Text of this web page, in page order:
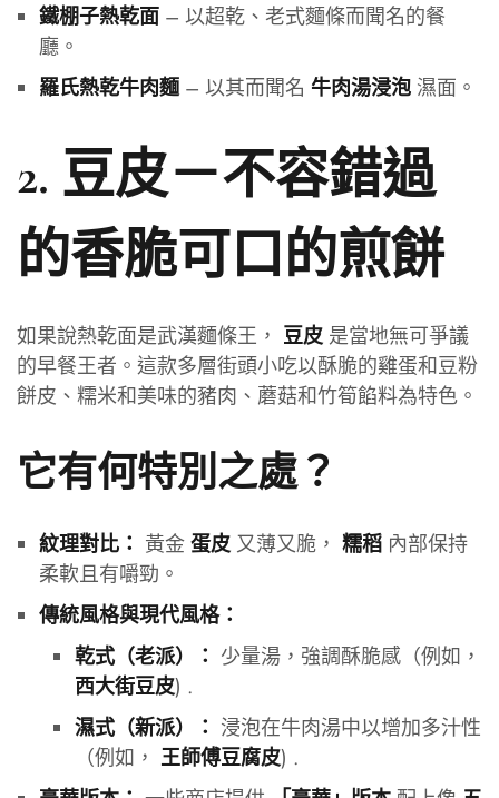
鐵棚子熱乾面– 以超乾、老式麵條而聞名的餐
廳。
羅氏熱乾牛肉麵– 以其而聞名 牛肉湯浸泡濕面。
2. 豆皮－不容錯過
的香脆可口的煎餅
如果說熱乾面是武漢麵條王， 豆皮 是當地無可爭議
的早餐王者。這款多層街頭小吃以酥脆的雞蛋和豆粉
餅皮、糯米和美味的豬肉、蘑菇和竹筍餡料為特色。
它有何特別之處？
紋理對比： 黃金 蛋皮又薄又脆， 糯稻內部保持
柔軟且有嚼勁。
傳統風格與現代風格：
乾式（老派）： 少量湯，強調酥脆感（例如，
西大街豆皮) .
濕式（新派）： 浸泡在牛肉湯中以增加多汁性
（例如， 王師傅豆腐皮) .